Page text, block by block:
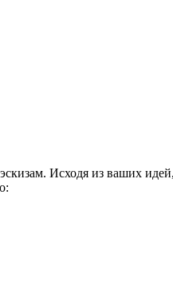
Исходя из ваших